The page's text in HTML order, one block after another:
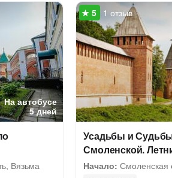
На автобусе
5 дней
Вязьма
1 отзыв
Усадьбы и
Смоленской.
Начало: Смоленская